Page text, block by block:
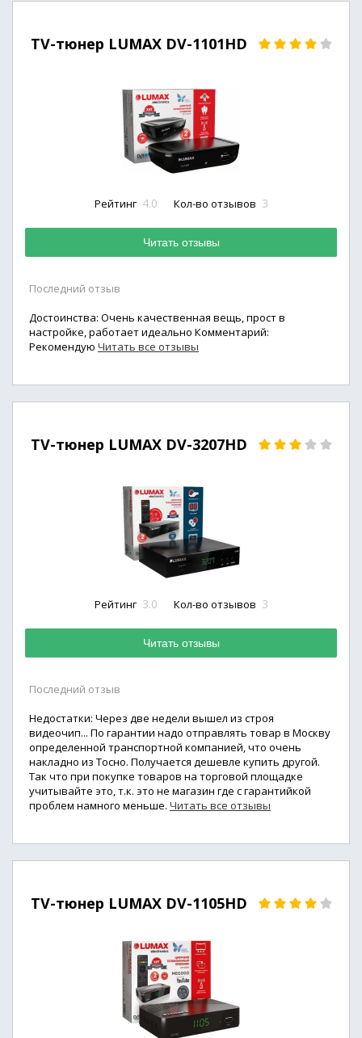
TV-тюнер LUMAX DV-1101HD
Рейтинг 4.0 Кол-во отзывов 3
Читать отзывы
Последний отзыв
Достоинства: Очень качественная вещь, прост в
настройке, работает идеально Комментарий:
Рекомендую Читать все отзывы
TV-тюнер LUMAX DV-3207HD
Рейтинг 3.0 Кол-во отзывов 3
Читать отзывы
Последний отзыв
Недостатки: Через две недели вышел из строя
видеочип... По гарантии надо отправлять товар в Москву
определенной транспортной компанией, что очень
накладно из Тосно. Получается дешевле купить другой.
Так что при покупке товаров на торговой площадке
учитывайте это, т.к. это не магазин где с гарантийкой
проблем намного меньше. Читать все отзывы
TV-тюнер LUMAX DV-1105HD